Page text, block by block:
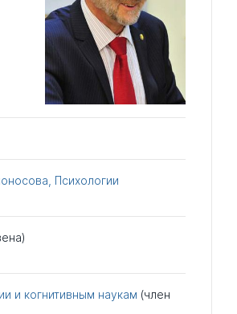
Психологии
и когнитивным наукам (член